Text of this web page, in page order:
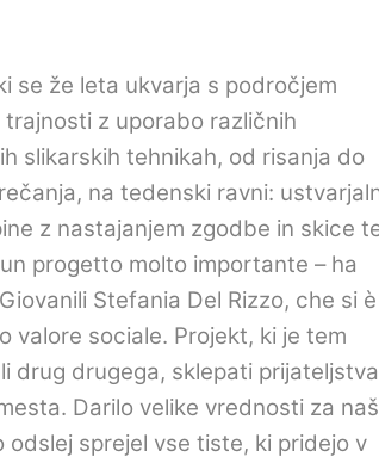
se že leta ukvarja s področjem
z uporabo različnih
slikarskih tehnikah, od risanja do
na tedenski ravni:
z nastajanjem zgodbe in skice
progetto molto importante – ha
Stefania Del Rizzo, che si è
valore sociale. Projekt, ki je tem
drug drugega, sklepati prijateljstva
Darilo velike vrednosti za
sprejel vse tiste, ki pridejo v